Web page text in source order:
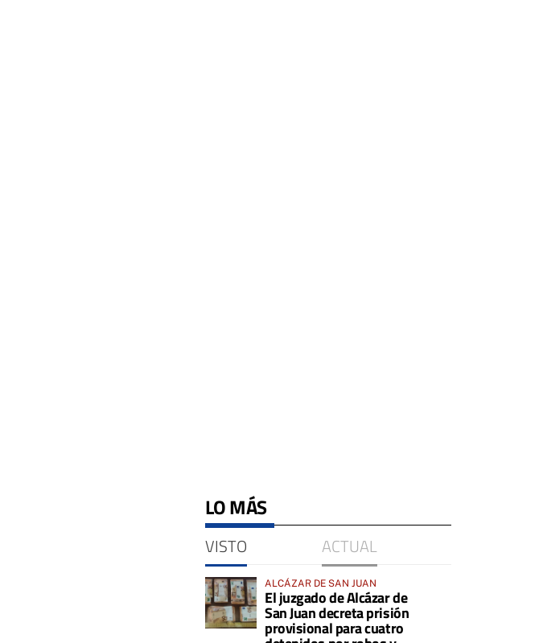
LO MÁS
VISTO ACTUAL
ALCÁZAR DE SAN JUAN
El juzgado de Alcázar de
San Juan decreta prisión
provisional para cuatro